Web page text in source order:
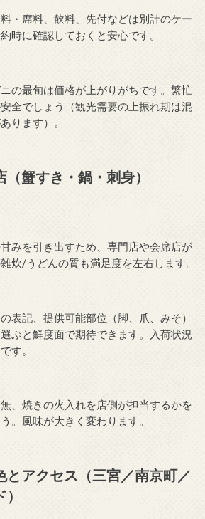
・席料、飲料、先付などは別計のケー
時に確認しておくと安心です。
の最旬は価格が上がりがちです。繁忙
全でしょう（観光需要の上振れ期は混
ります）。
蟹すき・鍋・刺身）
みを引き出すため、専門店や会席店が
炊/うどんの質も満足度を左右します。
表記、提供可能部位（脚、爪、みそ）
ぶと鮮度面で期待できます。入荷状況
す。
、焼きの火入れを店側が担当するかを
。風味が大きく変わります。
とアクセス（三宮／南京町／